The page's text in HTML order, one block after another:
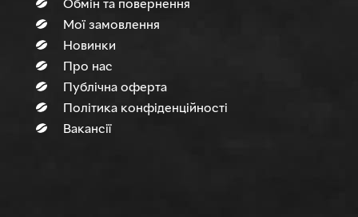
Обмін та повернення
Мої замовлення
Новинки
Про нас
Публічна оферта
Політика конфіденційності
Вакансії